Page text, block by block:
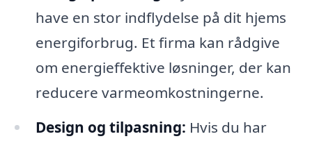
have en stor indflydelse på dit hjems
energiforbrug. Et firma kan rådgive
om energieffektive løsninger, der kan
reducere varmeomkostningerne.
Design og tilpasning: Hvis du har